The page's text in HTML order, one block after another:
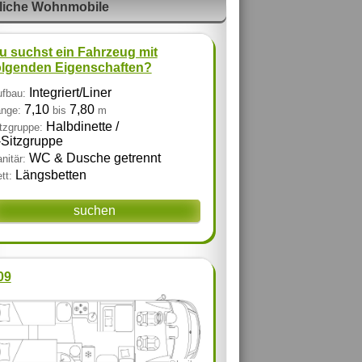
Wohnmobile
suchst ein Fahrzeug mit
Eigenschaften?
Integriert/Liner
7,10 bis 7,80 m
Halbdinette /
WC & Dusche getrennt
Längsbetten
suchen